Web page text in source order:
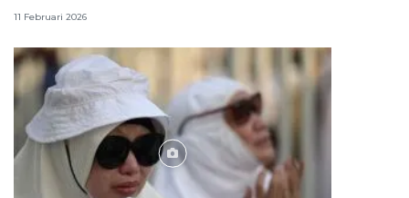
11 Februari 2026